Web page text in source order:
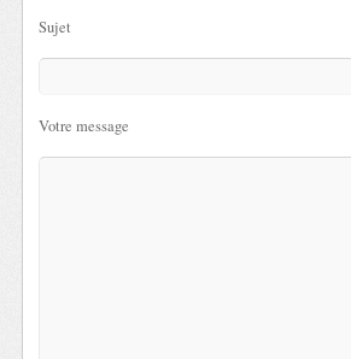
Sujet
Votre message